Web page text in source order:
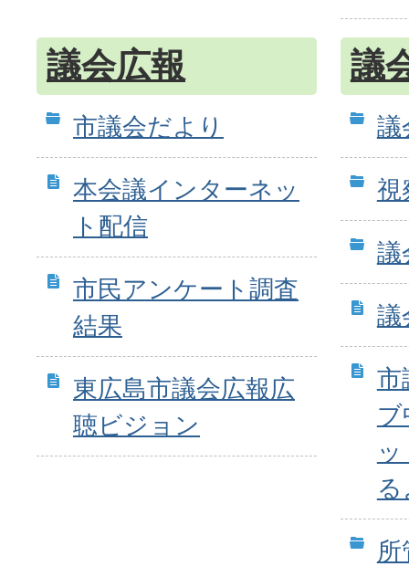
議会広報
市議会だより
本会議インターネッ
ト配信
市民アンケート調査
結果
東広島市議会広報広
聴ビジョン
議
議
視
議
議
市